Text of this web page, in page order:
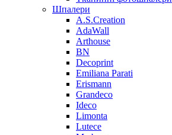
Шпалери
A.S.Creation
AdaWall
Arthouse
BN
Decoprint
Emiliana Parati
Erismann
Grandeco
Ideco
Limonta
Lutece